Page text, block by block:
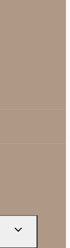
TOGGLE